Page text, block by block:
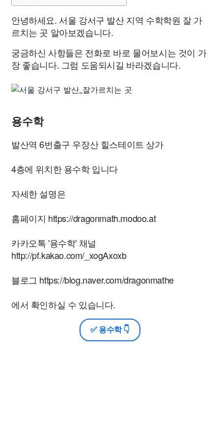
안녕하세요. 서울 강서구 발산 지역 수학학원 잘 가
르치는 곳 알아보겠습니다.
궁금하신 사항들은 전화로 바로 물어보시는 것이 가
장 좋습니다. 그럼 도움되시길 바라겠습니다.
용수학
발산역 6번출구 우장산 힐스테이트 상가
4층에 위치한 용수학 입니다
자세한 설명은
홈페이지 https://dragonmath.modoo.at
카카오톡 '용수학' 채널
http://pf.kakao.com/_xogAxoxb
블로그 https://blog.naver.com/dragonmathe
에서 확인하실 수 있습니다.
✅ 용수학 👇